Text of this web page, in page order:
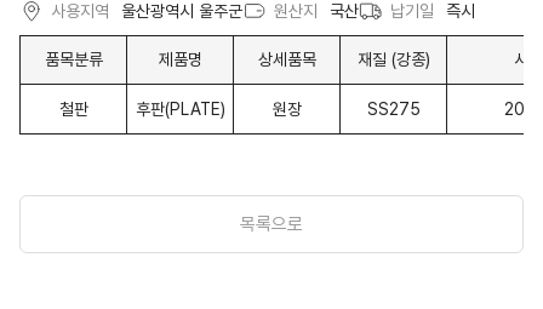
사용지역
울산광역시 울주군 원산지 국산 납기일 즉시
품목분류 제품명 상세품목 재질 (강종) 사
철판 후판(PLATE) 원장 SS275
목록으로